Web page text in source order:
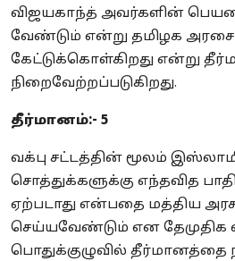
விஜயகாந்த் அவர்களின்
வேண்டும் என்று தமிழக அரசை
கேட்டுக்கொள்கிறது என்று
நிறைவேற்றப்படுகிறது.
தீர்மானம்:- 5
வக்பு சட்டத்தின் மூலம்
சொத்துக்களுக்கு எந்தவித
ஏற்படாது என்பதை மத்திய
செய்யவேண்டும் என தேமுதிக
பொதுக்குழுவில் தீர்மானத்தை